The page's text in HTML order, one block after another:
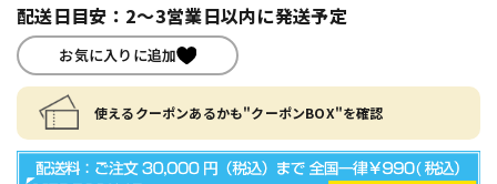
配送日目安：2～3営業日以内に発送予定
お気に入りに追加
使えるクーポンあるかも"クーポンBOX"を確認